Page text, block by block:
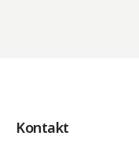
Kontakt